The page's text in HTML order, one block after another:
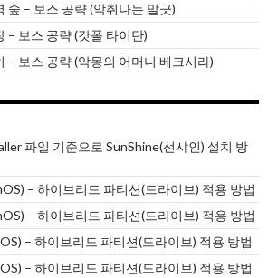
– 보스 공략 (악취나는 말긋)
– 보스 공략 (갓폴 타이탄)
– 보스 공략 (악몽의 어머니 베크시라)
파일 기준으로 SunShine(선샤인) 설치 방
– 하이브리드 파티션(드라이브) 적용 방법
– 하이브리드 파티션(드라이브) 적용 방법
– 하이브리드 파티션(드라이브) 적용 방법
– 하이브리드 파티션(드라이브) 적용 방법